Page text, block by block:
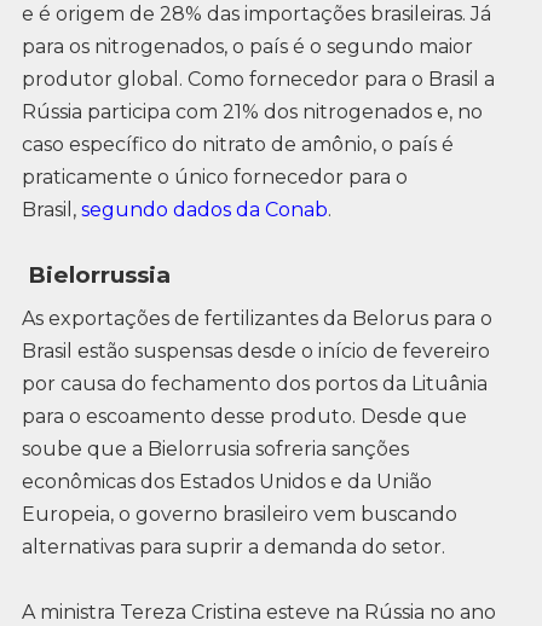
e é origem de 28% das importações brasileiras. Já
para os nitrogenados, o país é o segundo maior
produtor global. Como fornecedor para o Brasil a
Rússia participa com 21% dos nitrogenados e, no
caso específico do nitrato de amônio, o país é
praticamente o único fornecedor para o
Brasil, segundo dados da Conab.
Bielorrussia
As exportações de fertilizantes da Belorus para o
Brasil estão suspensas desde o início de fevereiro
por causa do fechamento dos portos da Lituânia
para o escoamento desse produto. Desde que
soube que a Bielorrusia sofreria sanções
econômicas dos Estados Unidos e da União
Europeia, o governo brasileiro vem buscando
alternativas para suprir a demanda do setor.
A ministra Tereza Cristina esteve na Rússia no ano